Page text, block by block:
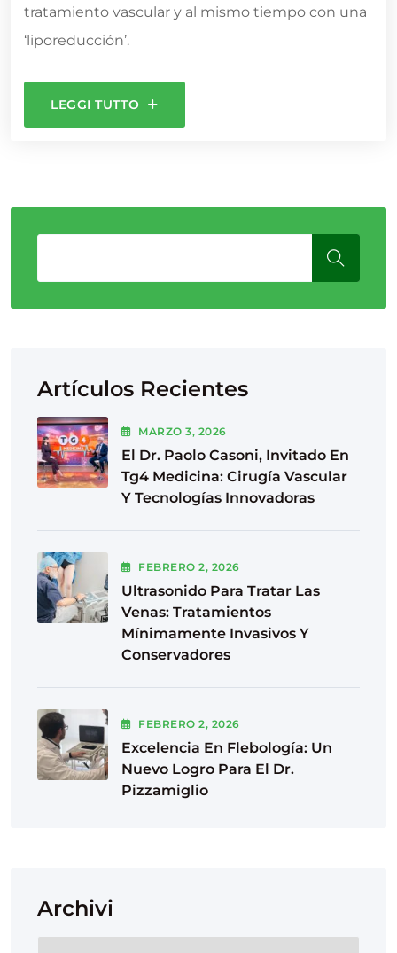
tratamiento vascular y al mismo tiempo con una
‘liporeducción’.
LEGGI TUTTO
Artículos Recientes
MARZO3, 2026
El Dr. Paolo Casoni, Invitado En
Tg4 Medicina: Cirugía Vascular
Y Tecnologías Innovadoras
FEBRERO2, 2026
Ultrasonido Para Tratar Las
Venas: Tratamientos
Mínimamente Invasivos Y
Conservadores
FEBRERO2, 2026
Excelencia En Flebología: Un
Nuevo Logro Para El Dr.
Pizzamiglio
Archivi